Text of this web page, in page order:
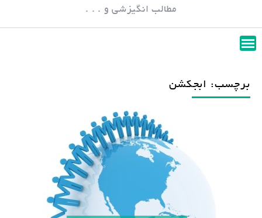
n
مطالب انگیزشی و . . .
برچسب: ابجکشن